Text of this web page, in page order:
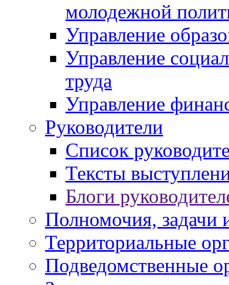
молодежной
Управление
Управление
труда
Управление
Руководители
Список
Тексты
Блоги
Полномочия, задачи
Территориальные
Подведомственные